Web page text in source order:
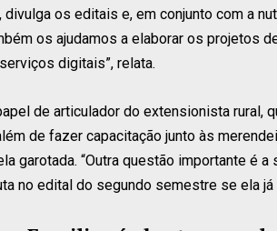
os editais e, em conjunto com a
os ajudamos a elaborar os projetos
digitais”, relata.
de articulador do extensionista rural,
de fazer capacitação junto às
garotada. “Outra questão importante é
no edital do segundo semestre se ela